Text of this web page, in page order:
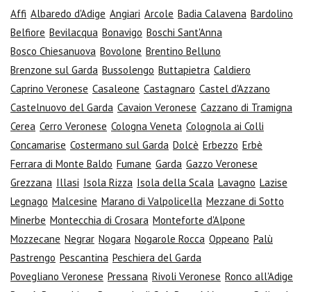
Affi Albaredo d'Adige Angiari Arcole Badia Calavena Bardolino
Belfiore Bevilacqua Bonavigo Boschi Sant'Anna
Bosco Chiesanuova Bovolone Brentino Belluno
Brenzone sul Garda Bussolengo Buttapietra Caldiero
Caprino Veronese Casaleone Castagnaro Castel d'Azzano
Castelnuovo del Garda Cavaion Veronese Cazzano di Tramigna
Cerea Cerro Veronese Cologna Veneta Colognola ai Colli
Concamarise Costermano sul Garda Dolcè Erbezzo Erbè
Ferrara di Monte Baldo Fumane Garda Gazzo Veronese
Grezzana Illasi Isola Rizza Isola della Scala Lavagno Lazise
Legnago Malcesine Marano di Valpolicella Mezzane di Sotto
Minerbe Montecchia di Crosara Monteforte d'Alpone
Mozzecane Negrar Nogara Nogarole Rocca Oppeano Palù
Pastrengo Pescantina Peschiera del Garda
Povegliano Veronese Pressana Rivoli Veronese Ronco all'Adige